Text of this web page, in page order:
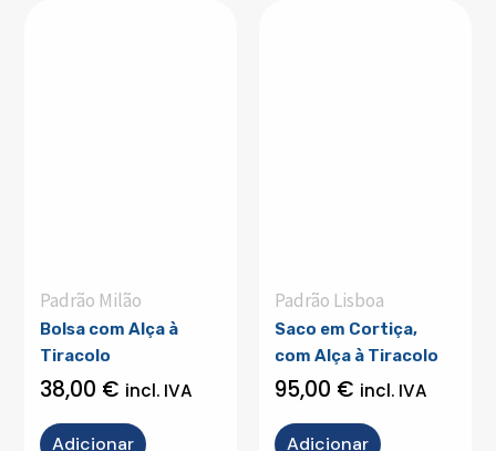
Padrão Milão
Bolsa com Alça à
Tiracolo
38,00 € incl. IVA
Adicionar
Padrão Lisboa
Saco em Cortiça,
com Alça à Tiracolo
95,00 € incl. IVA
Adicionar